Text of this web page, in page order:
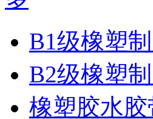
B1级橡塑
B2级橡塑
橡塑胶水胶